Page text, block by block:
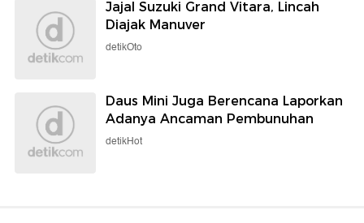
Jajal Suzuki Grand Vitara, Lincah
Diajak Manuver
detikOto
Daus Mini Juga Berencana Laporkan
Adanya Ancaman Pembunuhan
detikHot